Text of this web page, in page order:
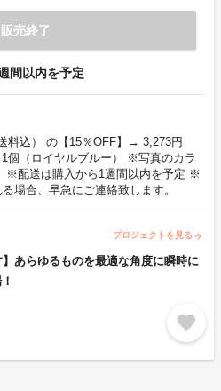
販売終了
間以内を予定
料込） の【15％OFF】→ 3,273円
個（ロイヤルブルー） ※写真のカラ
※配送は購入から1週間以内を予定 ※
場合、早急にご連絡致します。
プロジェクトを見る arrow_forward
】あらゆるものを最適な角度に瞬時に
favorite